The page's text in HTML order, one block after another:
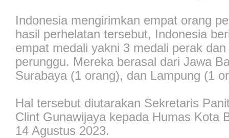
Indonesia mengirimkan empat orang
hasil perhelatan tersebut, Indonesia
empat medali yakni 3 medali perak
perunggu. Mereka berasal dari Jawa
Surabaya (1 orang), dan Lampung (1
Hal tersebut diutarakan Sekretaris
Clint Gunawijaya kepada Humas Kota
14 Agustus 2023.